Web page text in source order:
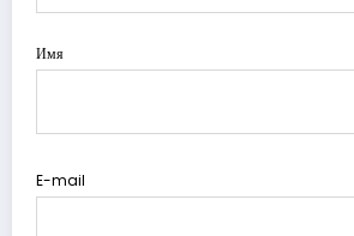
Имя
E-mail